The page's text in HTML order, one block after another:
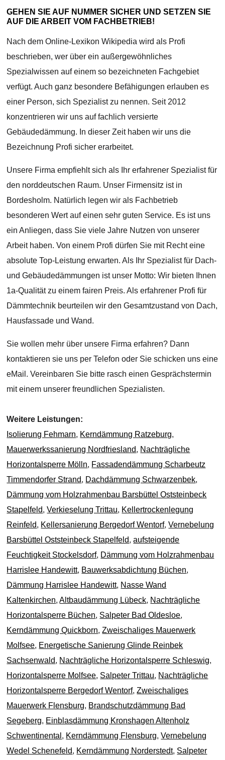
GEHEN SIE AUF NUMMER SICHER UND SETZEN SIE
AUF DIE ARBEIT VOM FACHBETRIEB!
Nach dem Online-Lexikon Wikipedia wird als Profi
beschrieben, wer über ein außergewöhnliches
Spezialwissen auf einem so bezeichneten Fachgebiet
verfügt. Auch ganz besondere Befähigungen erlauben es
einer Person, sich Spezialist zu nennen. Seit 2012
konzentrieren wir uns auf fachlich versierte
Gebäudedämmung. In dieser Zeit haben wir uns die
Bezeichnung Profi sicher erarbeitet.
Unsere Firma empfiehlt sich als Ihr erfahrener Spezialist für
den norddeutschen Raum. Unser Firmensitz ist in
Bordesholm. Natürlich legen wir als Fachbetrieb
besonderen Wert auf einen sehr guten Service. Es ist uns
ein Anliegen, dass Sie viele Jahre Nutzen von unserer
Arbeit haben. Von einem Profi dürfen Sie mit Recht eine
absolute Top-Leistung erwarten. Als Ihr Spezialist für Dach-
und Gebäudedämmungen ist unser Motto: Wir bieten Ihnen
1a-Qualität zu einem fairen Preis. Als erfahrener Profi für
Dämmtechnik beurteilen wir den Gesamtzustand von Dach,
Hausfassade und Wand.
Sie wollen mehr über unsere Firma erfahren? Dann
kontaktieren sie uns per Telefon oder Sie schicken uns eine
eMail. Vereinbaren Sie bitte rasch einen Gesprächstermin
mit einem unserer freundlichen Spezialisten.
Weitere Leistungen:
Isolierung Fehmarn, Kerndämmung Ratzeburg,
Mauerwerkssanierung Nordfriesland, Nachträgliche
Horizontalsperre Mölln, Fassadendämmung Scharbeutz
Timmendorfer Strand, Dachdämmung Schwarzenbek,
Dämmung vom Holzrahmenbau Barsbüttel Oststeinbeck
Stapelfeld,Verkieselung Trittau, Kellertrockenlegung
Reinfeld, Kellersanierung Bergedorf Wentorf,Vernebelung
Barsbüttel Oststeinbeck Stapelfeld,aufsteigende
Feuchtigkeit Stockelsdorf, Dämmung vom Holzrahmenbau
Harrislee Handewitt, Bauwerksabdichtung Büchen,
Dämmung Harrislee Handewitt, Nasse Wand
Kaltenkirchen,Altbaudämmung Lübeck, Nachträgliche
Horizontalsperre Büchen, Salpeter Bad Oldesloe,
Kerndämmung Quickborn,Zweischaliges Mauerwerk
Molfsee, Energetische Sanierung Glinde Reinbek
Sachsenwald, Nachträgliche Horizontalsperre Schleswig,
Horizontalsperre Molfsee, Salpeter Trittau, Nachträgliche
Horizontalsperre Bergedorf Wentorf,Zweischaliges
Mauerwerk Flensburg, Brandschutzdämmung Bad
Segeberg, Einblasdämmung Kronshagen Altenholz
Schwentinental , Kerndämmung Flensburg,Vernebelung
Wedel Schenefeld, Kerndämmung Norderstedt, Salpeter